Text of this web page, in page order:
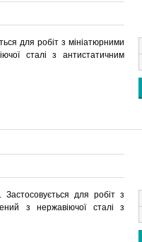
для робіт з мініатюрними
сталі з антистатичним
Застосовується для робіт з
з нержавіючої сталі з